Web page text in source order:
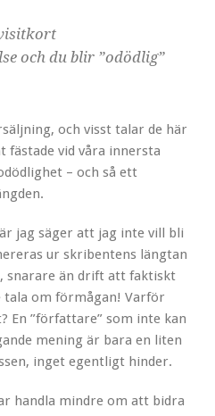
och du blir ”odödlig”
och visst talar de här
fästade vid våra innersta
– och så ett
jag säger att jag inte vill bli
ur skribentens längtan
snarare än drift att faktiskt
om förmågan! Varför
En ”författare” som inte kan
mening är bara en liten
inget egentligt hinder.
handla mindre om att bidra